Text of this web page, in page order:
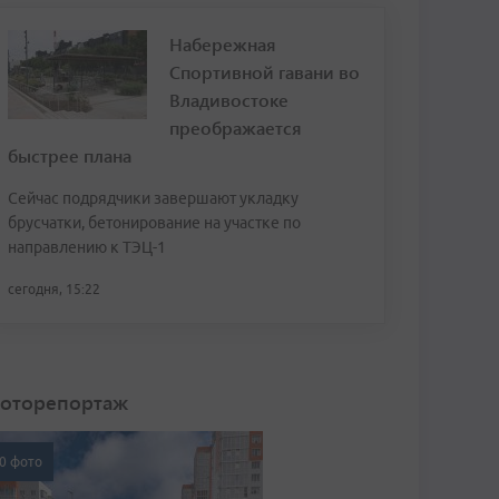
Набережная
Спортивной гавани во
Владивостоке
преображается
быстрее плана
Сейчас подрядчики завершают укладку
брусчатки, бетонирование на участке по
направлению к ТЭЦ-1
сегодня, 15:22
фото